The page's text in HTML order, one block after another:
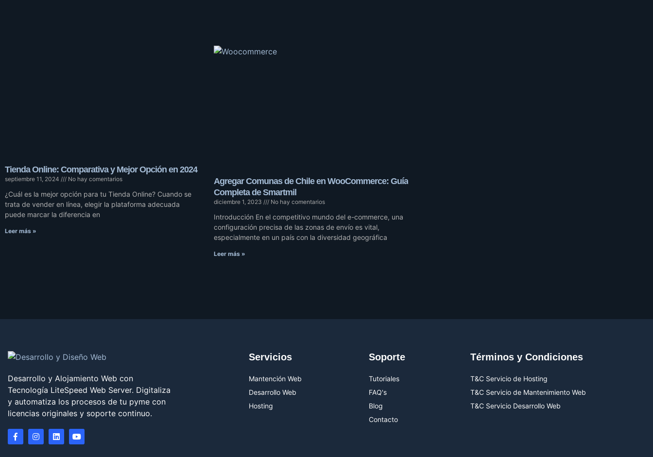
Tienda Online: Comparativa y Mejor Opción en 2024
septiembre 11, 2024 No hay comentarios
¿Cuál es la mejor opción para tu Tienda Online? Cuando se
trata de vender en línea, elegir la plataforma adecuada
puede marcar la diferencia en
Leer más »
Agregar Comunas de Chile en WooCommerce: Guía
Completa de Smartmil
diciembre 1, 2023 No hay comentarios
Introducción En el competitivo mundo del e-commerce, una
configuración precisa de las zonas de envío es vital,
especialmente en un país con la diversidad geográfica
Leer más »
Desarrollo y Alojamiento Web con
Tecnología LiteSpeed Web Server. Digitaliza
y automatiza los procesos de tu pyme con
licencias originales y soporte continuo.
Servicios
Mantención Web
Desarrollo Web
Hosting
Soporte
Tutoriales
FAQ's
Blog
Contacto
Términos y Condiciones
T&C Servicio de Hosting
T&C Servicio de Mantenimiento Web
T&C Servicio Desarrollo Web